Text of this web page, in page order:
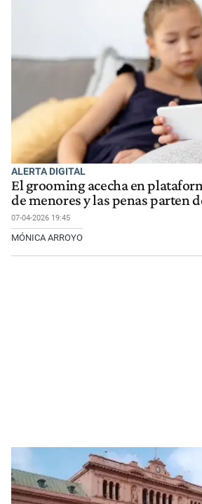
ALERTA DIGITAL
El grooming acecha en
de menores y las penas parten
07-04-2026 19:45
MÓNICA ARROYO